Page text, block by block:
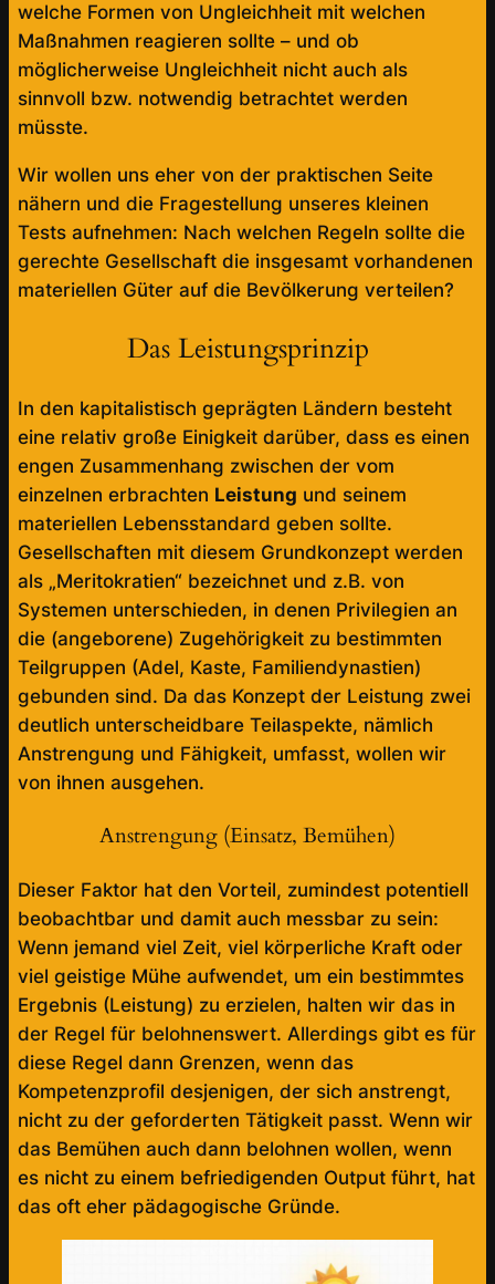
welche Formen von Ungleichheit mit welchen
Maßnahmen reagieren sollte – und ob
möglicherweise Ungleichheit nicht auch als
sinnvoll bzw. notwendig betrachtet werden
müsste.
Wir wollen uns eher von der praktischen Seite
nähern und die Fragestellung unseres kleinen
Tests aufnehmen: Nach welchen Regeln sollte die
gerechte Gesellschaft die insgesamt vorhandenen
materiellen Güter auf die Bevölkerung verteilen?
Das Leistungsprinzip
In den kapitalistisch geprägten Ländern besteht
eine relativ große Einigkeit darüber, dass es einen
engen Zusammenhang zwischen der vom
einzelnen erbrachten Leistung und seinem
materiellen Lebensstandard geben sollte.
Gesellschaften mit diesem Grundkonzept werden
als „Meritokratien“ bezeichnet und z.B. von
Systemen unterschieden, in denen Privilegien an
die (angeborene) Zugehörigkeit zu bestimmten
Teilgruppen (Adel, Kaste, Familiendynastien)
gebunden sind. Da das Konzept der Leistung zwei
deutlich unterscheidbare Teilaspekte, nämlich
Anstrengung und Fähigkeit, umfasst, wollen wir
von ihnen ausgehen.
Anstrengung (Einsatz, Bemühen)
Dieser Faktor hat den Vorteil, zumindest potentiell
beobachtbar und damit auch messbar zu sein:
Wenn jemand viel Zeit, viel körperliche Kraft oder
viel geistige Mühe aufwendet, um ein bestimmtes
Ergebnis (Leistung) zu erzielen, halten wir das in
der Regel für belohnenswert. Allerdings gibt es für
diese Regel dann Grenzen, wenn das
Kompetenzprofil desjenigen, der sich anstrengt,
nicht zu der geforderten Tätigkeit passt. Wenn wir
das Bemühen auch dann belohnen wollen, wenn
es nicht zu einem befriedigenden Output führt, hat
das oft eher pädagogische Gründe.